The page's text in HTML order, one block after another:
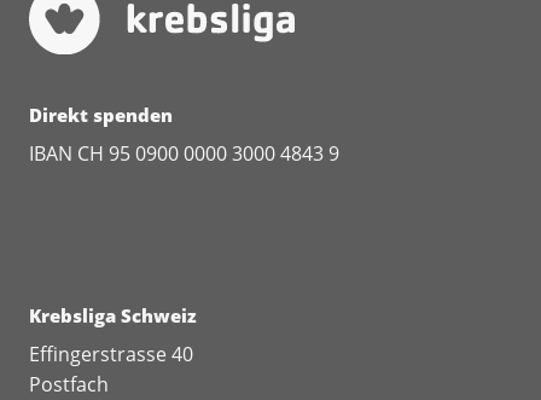
Direkt spenden
IBAN CH 95 0900 0000 3000 4843 9
Krebsliga Schweiz
Effingerstrasse 40
Postfach